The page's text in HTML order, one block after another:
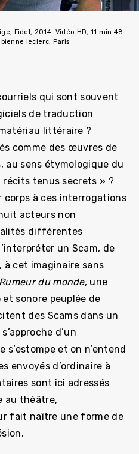
Fidel, 2014. Vidéo HD, 11 min 48
leclerc, Paris
qui sont souvent
de traduction
littéraire ?
comme des œuvres de
au sens étymologique du
récits tenus secrets » ?
corps à ces interrogations
acteurs non
différentes
un Scam, de
cet imaginaire sans
du monde, une
sonore peuplée de
des Scams dans un
d’un
s’estompe et on n’entend
envoyés d’ordinaire à
sont ici adressés
au théâtre,
fait naître une forme de